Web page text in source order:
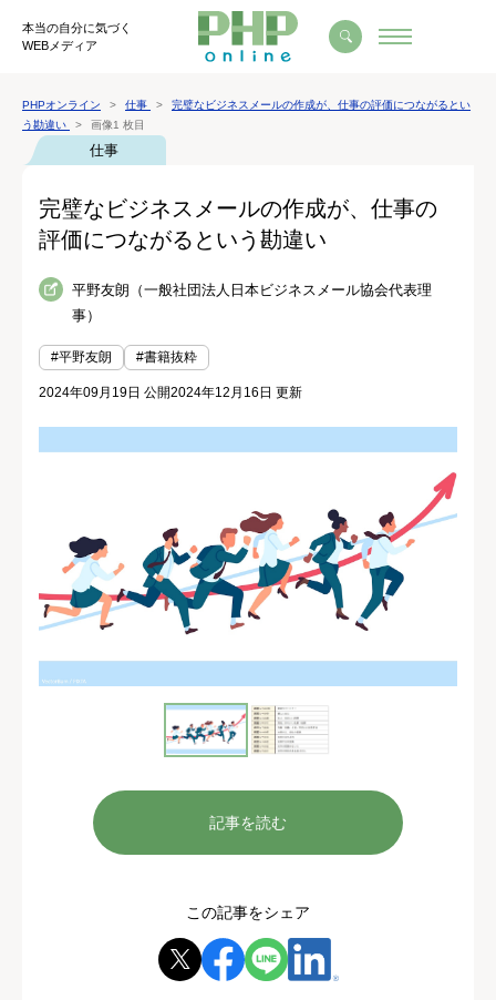
本当の自分に気づく
WEBメディア
PHPオンライン 仕事
完璧なビジネスメールの作成が、仕事の評価につながるとい
う勘違い
画像1 枚目
仕事
完璧なビジネスメールの作成が、仕事の
評価につながるという勘違い
平野友朗（一般社団法人日本ビジネスメール協会代表理
事）
#平野友朗 #書籍抜粋
2024年09月19日 公開2024年12月16日 更新
記事を読む
この記事をシェア